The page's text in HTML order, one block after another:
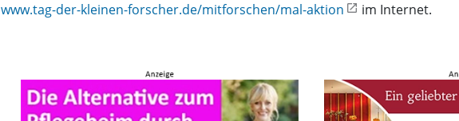
www.tag-der-kleinen-forscher.de/mitforschen/mal-aktion im Internet.